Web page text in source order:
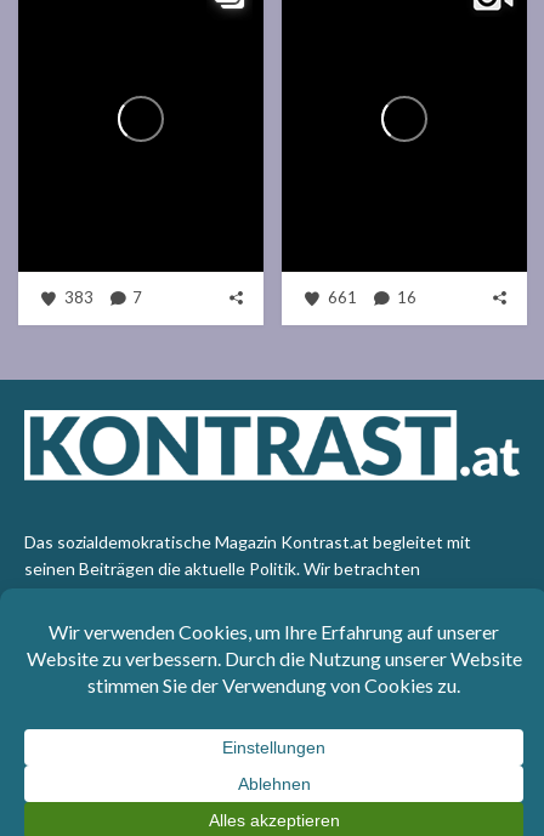
383 7 661 16
Das sozialdemokratische Magazin Kontrast.at begleitet mit
seinen Beiträgen die aktuelle Politik. Wir betrachten
emanzipatorischen Standpunkt aus. Kontrast wirft den Blick der
sozialen Gerechtigkeit auf die Welt.
Impressum: SPÖ-Klub - 1017 Wien - Telefon: +43 1 40110-
3393 - e-mail: redaktion@kontrast.at -